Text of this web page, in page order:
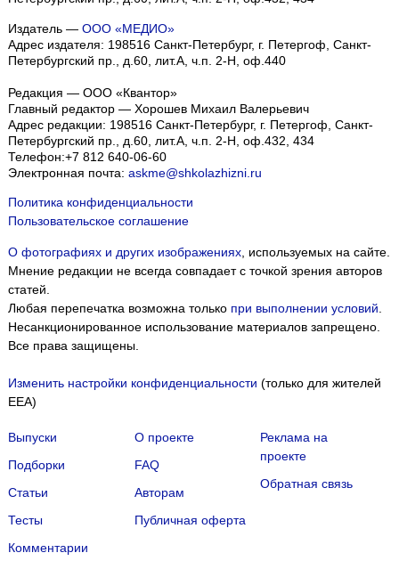
Издатель — ООО «МЕДИО»
Адрес издателя: 198516 Санкт-Петербург, г. Петергоф, Санкт-
Петербургский пр., д.60, лит.А, ч.п. 2-Н, оф.440
Редакция — ООО «Квантор»
Главный редактор — Хорошев Михаил Валерьевич
Адрес редакции: 198516 Санкт-Петербург, г. Петергоф Санкт-
Петербургский пр., д.60, лит.А, ч.п. 2-Н, оф.432, 434
Телефон:+7 812 640-06-60
Электронная почта: askme@shkolazhizni.ru
Политика конфиденциальности
Пользовательское соглашение
О фотографиях и других изображениях, используемых на сайте.
Мнение редакции не всегда совпадает с точкой зрения авторов
статей.
Любая перепечатка возможна только при выполнении условий
Несанкционированное использование материалов запрещено.
Все права защищены.
Изменить настройки конфиденциальности (только для жителей
EEA)
Выпуски
Подборки
Статьи
Тесты
Комментарии
О проекте
FAQ
Авторам
Публичная оферта
Реклама на
проекте
Обратная связь